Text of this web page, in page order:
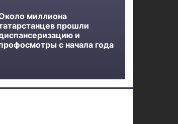
миллиона
прошли
и
с начала года